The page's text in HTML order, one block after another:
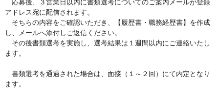
応募後、３営業日以内に書類選考についてのご案内メールが登録
アドレス宛に配信されます。
そちらの内容をご確認いただき、【履歴書・職務経歴書】を作成
し、メールへ添付しご返信ください。
その後書類選考を実施し、選考結果は１週間以内にご連絡いたし
ます。
書類選考を通過された場合は、面接（１～２回）にて内定となり
ます。